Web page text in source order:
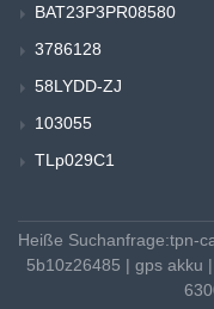
BAT23P3PR08580
3786128
58LYDD-ZJ
103055
TLp029C1
Heiße Suchanfrage:tpn-
5b10z26485 | gps akku |